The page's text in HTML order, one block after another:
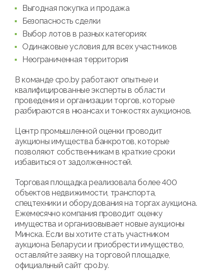
Выгодная покупка и продажа
Безопасность сделки
Выбор лотов в разных категориях
Одинаковые условия для всех участников
Неограниченная территория
В команде cpo.by работают опытные и
квалифицированные эксперты в области
проведения и организации торгов, которые
разбираются в нюансах и тонкостях аукционов.
Центр промышленной оценки проводит
аукционы имущества банкротов, которые
позволяют собственникам в краткие сроки
избавиться от задолженностей.
Торговая площадка реализовала более 400
объектов недвижимости, транспорта,
спецтехники и оборудования на торгах аукциона.
Ежемесячно компания проводит оценку
имущества и организовывает новые аукционы
Минска. Если вы хотите стать участником
аукциона Беларуси и приобрести имущество,
оставляйте заявку на торговой площадке,
официальный сайт cpo.by.